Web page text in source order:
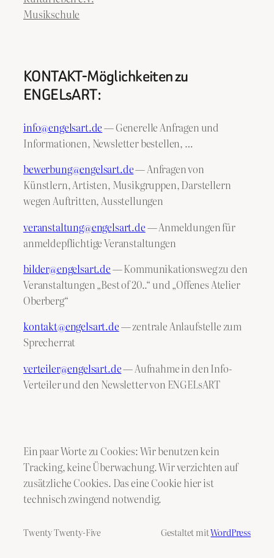
Musikschule
KONTAKT-Möglichkeiten zu
ENGELsART:
info@engelsart.de— Generelle Anfragen und
Informationen, Newsletter bestellen, …
bewerbung@engelsart.de— Anfragen von
Künstlern, Artisten, Musikgruppen, Darstellern
wegen Auftritten, Ausstellungen
veranstaltung@engelsart.de— Anmeldungen für
anmeldepflichtige Veranstaltungen
bilder@engelsart.de— Kommunikationsweg zu den
Veranstaltungen „Best of 20..“ und „Offenes Atelier
Oberberg“
kontakt@engelsart.de— zentrale Anlaufstelle zum
Sprecherrat
verteiler@engelsart.de— Aufnahme in den Info-
Verteiler und den Newsletter von ENGELsART
Ein paar Worte zu Cookies: Wir benutzen kein
Tracking, keine Überwachung. Wir verzichten auf
zusätzliche Cookies. Das eine Cookie hier ist
technisch zwingend notwendig.
Twenty Twenty-Five Gestaltet mitWordPress